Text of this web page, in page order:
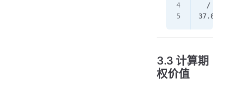
/
3.3 计算期
权价值